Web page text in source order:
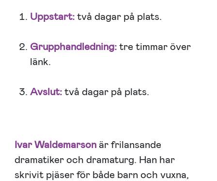
Uppstart:två dagar på plats.
Grupphandledning:tre timmar över
länk.
Avslut:två dagar på plats.
Ivar Waldemarson är frilansande
dramatiker och dramaturg. Han har
skrivit pjäser för både barn och vuxna,